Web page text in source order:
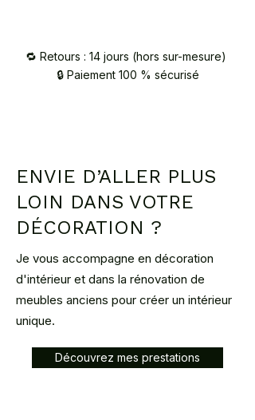
Région
40€
1
métropolitaine
semaines
Corse
Belgique 120€ 2 mois
🏠Retrait à l’atelier (92420
Vaucresson)
Sur RDV :contact@atelier2main.fr
🔁 Retours : 14 jours (hors sur-mesure)
🔒 Paiement 100 % sécurisé
ENVIE D’ALLER PLUS
LOIN DANS VOTRE
DÉCORATION ?
Je vous accompagne en décoration
d'intérieur et dans la rénovation de
meubles anciens pour créer un intérieur
unique.
Découvrez mes prestations